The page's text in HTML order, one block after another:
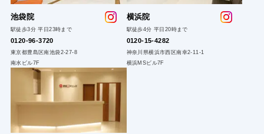
池袋院
駅徒歩3分 平日23時まで
0120-96-3720
東京都豊島区南池袋2-27-8
南水ビル7F
横浜院
駅徒歩4分 平日20時まで
0120-15-4282
神奈川県横浜市西区南幸2-11-1
横浜MSビル7F